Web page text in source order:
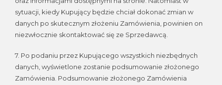
sytuacji, kiedy Kupujący będzie chciał dokonać zmian w
danych po skutecznym złożeniu Zamówienia, powinien on
niezwłocznie skontaktować się ze Sprzedawcą.
7. Po podaniu przez Kupującego wszystkich niezbędnych
danych, wyświetlone zostanie podsumowanie złożonego
Zamówienia. Podsumowanie złożonego Zamówienia